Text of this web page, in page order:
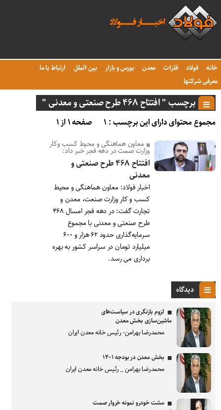
خانه فولاد فلزات معدن بورس و بازار بین الملل
ارتباط با ما
معرفی شرکتها
برچسب " افتتاح ۴۶۸ طرح صنعتی و معدنی "
مجموع محتوای دارای این برچسب : ۱ صفحه ۱ از ۱
معاون هماهنگی و محیط کسب وکار
وزارت صمت در دهه فجر خبر داد:
افتتاح ۴۶۸ طرح صنعتی و
معدنی
اخبار فولاد: معاون هماهنگی و محیط
کسب و کار وزارت صنعت، معدن و
تجارت گفت: در دهه فجر امسال ۴۶۸
طرح صنعتی و معدنی با مجموع
سرمایه‌گذاری حدود ۶۲ هزار و ۶۰۰
میلیارد تومان در سراسر کشور به بهره
برداری می رسد.
دیدگاه
لزوم بازنگری در سیاست‌های
ماشین‌سازی بخش معدن
محمدرضا بهرامن- رئیس خانه معدن ایران
بخش معدن در بودجه ۱۴۰۱
محمدرضا بهرامن _ رئیس خانه معدن ایران
مشت خودرو نمونه خروار صمت